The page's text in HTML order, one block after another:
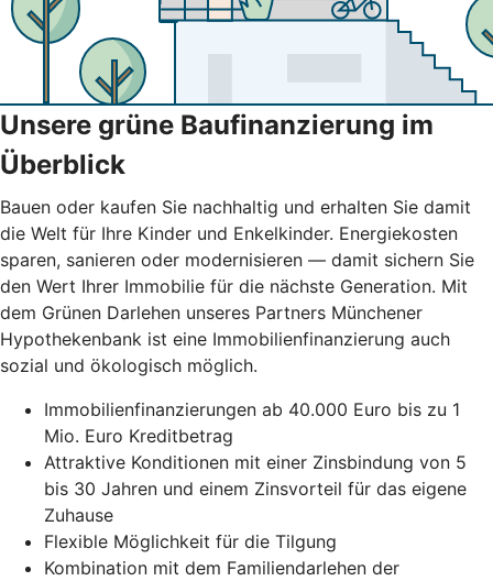
Unsere grüne Baufinanzierung im
Überblick
Bauen oder kaufen Sie nachhaltig und erhalten Sie damit
die Welt für Ihre Kinder und Enkelkinder. Energiekosten
sparen, sanieren oder modernisieren — damit sichern Sie
den Wert Ihrer Immobilie für die nächste Generation. Mit
dem Grünen Darlehen unseres Partners Münchener
Hypothekenbank ist eine Immobilienfinanzierung auch
sozial und ökologisch möglich.
Immobilienfinanzierungen ab 40.000 Euro bis zu 1
Mio. Euro Kreditbetrag
Attraktive Konditionen mit einer Zinsbindung von 5
bis 30 Jahren und einem Zinsvorteil für das eigene
Zuhause
Flexible Möglichkeit für die Tilgung
Kombination mit dem Familiendarlehen der